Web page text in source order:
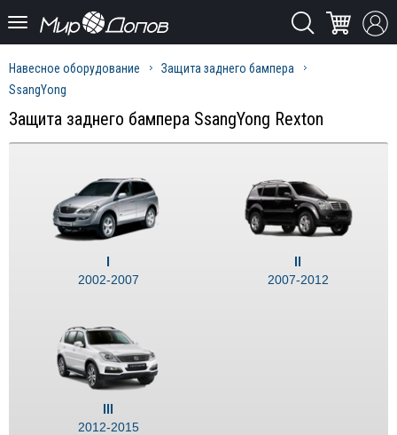
Навесное оборудование
Защита заднего бампера
SsangYong
Защита заднего бампера SsangYong Rexton
I
2002-2007
II
2007-2012
III
2012-2015